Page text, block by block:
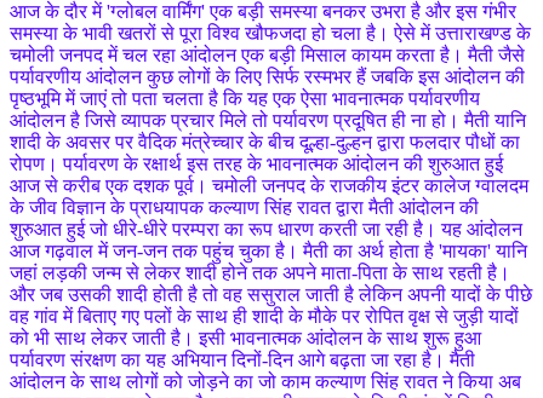
आज के दौर में 'ग्लोबल वार्मिंग' एक बड़ी समस्या बनकर उभरा है और इस गंभीर
समस्या के भावी खतरों से पूरा विश्व खौफजदा हो चला है। ऐसे में उत्ताराखण्ड के
चमोली जनपद में चल रहा आंदोलन एक बड़ी मिसाल कायम करता है। मैती जैसे
पर्यावरणीय आंदोलन कुछ लोगों के लिए सिर्फ रस्मभर हैं जबकि इस आंदोलन की
पृष्ठभूमि में जाएं तो पता चलता है कि यह एक ऐसा भावनात्मक पर्यावरणीय
आंदोलन है जिसे व्यापक प्रचार मिले तो पर्यावरण प्रदूषित ही ना हो। मैती यानि
शादी के अवसर पर वैदिक मंत्रेच्चार के बीच दूल्हा-दुल्हन द्वारा फलदार पौधों का
रोपण। पर्यावरण के रक्षार्थ इस तरह के भावनात्मक आंदोलन की शुरुआत हुई
आज से करीब एक दशक पूर्व। चमोली जनपद के राजकीय इंटर कालेज ग्वालदम
के जीव विज्ञान के प्राधयापक कल्याण सिंह रावत द्वारा मैती आंदोलन की
शुरुआत हुई जो धीरे-धीरे परम्परा का रूप धारण करती जा रही है। यह आंदोलन
आज गढ़वाल में जन-जन तक पहुंच चुका है। मैती का अर्थ होता है 'मायका' यानि
जहां लड़की जन्म से लेकर शादी होने तक अपने माता-पिता के साथ रहती है।
और जब उसकी शादी होती है तो वह ससुराल जाती है लेकिन अपनी यादों के पीछे
वह गांव में बिताए गए पलों के साथ ही शादी के मौके पर रोपित वृक्ष से जुड़ी यादों
को भी साथ लेकर जाती है। इसी भावनात्मक आंदोलन के साथ शुरू हुआ
पर्यावरण संरक्षण का यह अभियान दिनों-दिन आगे बढ़ता जा रहा है। मैती
आंदोलन के साथ लोगों को जोड़ने का जो काम कल्याण सिंह रावत ने किया अब